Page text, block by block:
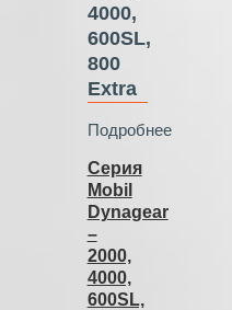
4000,
600SL,
800
Extra
Подробнее
Серия
Mobil
Dynagear
–
2000,
4000,
600SL,